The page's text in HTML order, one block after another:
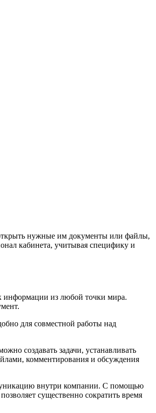
нужные им документы или файлы,
кабинета, учитывая специфику и
информации из любой точки мира.
для совместной работы над
создавать задачи, устанавливать
комментирования и обсуждения
внутри компании. С помощью
существенно сократить время